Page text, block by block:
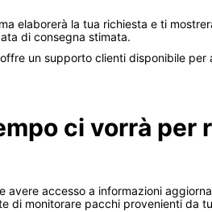
elaborerà la tua richiesta e ti
di consegna stimata.
un supporto clienti disponibile
ci vorrà per
accesso a informazioni
di monitorare pacchi provenienti da